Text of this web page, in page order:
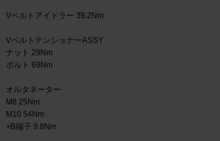
Vベルトアイドラー 39.2Nm
VベルトテンショナーASSY
ナット 29Nm
ボルト 69Nm
オルタネーター
M8 25Nm
M10 54Nm
+B端子 9.8Nm